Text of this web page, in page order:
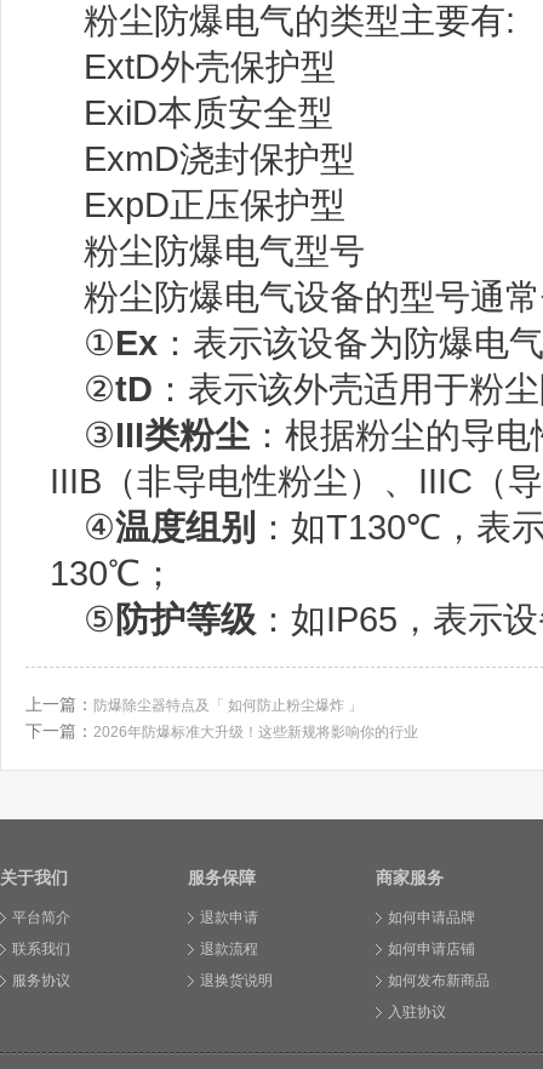
粉尘防爆电气的类型主要有:
ExtD外壳保护型
ExiD本质安全型
ExmD浇封保护型
ExpD正压保护型
粉尘防爆电气型号
粉尘防爆电气设备的型号通
①Ex ：表示该设备为防爆电
②tD ：表示该外壳适用于粉
③III类粉尘 ：根据粉尘的导
IIIB（非导电性粉尘）、IIIC（
④温度组别 ：如T130℃，表
130℃；
⑤ 防护等级 ：如IP65，表示
上一篇： 防爆除尘器特点及「 如何防止粉尘爆炸 」
下一篇： 2026年防爆标准大升级！这些新规将影响你的行业
关于我们
平台简介
联系我们
服务协议
服务保障
退款申请
退款流程
退换货说明
商家服务
如何申请品牌
如何申请店铺
如何发布新商品
入驻协议